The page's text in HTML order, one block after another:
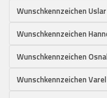
Wunschkennzeichen Uslar
Wunschkennzeichen
Wunschkennzeichen
Wunschkennzeichen Varel